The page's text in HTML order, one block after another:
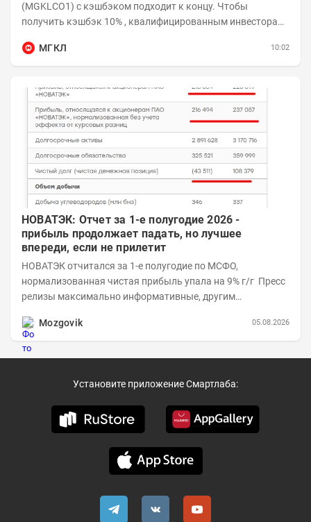
(MGKLCO1) с кэшбэком подходит к концу. Чтобы
получить кэшбэк 10% , квалифицированным инвесторам
МГКЛ
10:02
НОВАТЭК: Отчет за 1-е полугодие 2026 -
прибыль продолжает падать, но лучшее
впереди, если не прилетит
НОВАТЭК отчитался за 1-е полугодие по МСФО,
нормализованная чистая прибыль упала на 9% г/г Пресс
релизы максимально информативные, другим
Mozgovik
05.08.2026
Установите приложение Смартлаба: